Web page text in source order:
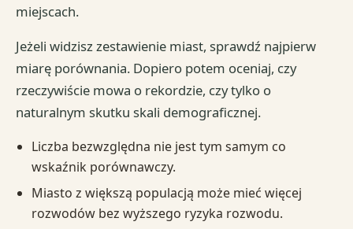
miejscach.
Jeżeli widzisz zestawienie miast, sprawdź najpierw
miarę porównania. Dopiero potem oceniaj, czy
rzeczywiście mowa o rekordzie, czy tylko o
naturalnym skutku skali demograficznej.
Liczba bezwzględna nie jest tym samym co
wskaźnik porównawczy.
Miasto z większą populacją może mieć więcej
rozwodów bez wyższego ryzyka rozwodu.